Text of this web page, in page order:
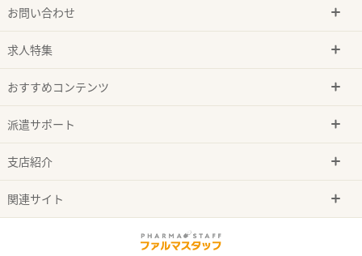
お問い合わせ
求人特集
おすすめコンテンツ
派遣サポート
支店紹介
関連サイト